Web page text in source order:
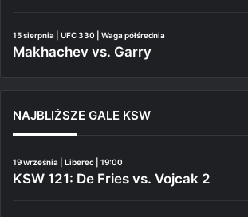
15 sierpnia | UFC 330 | Waga półśrednia
Makhachev vs. Garry
NAJBLIŻSZE GALE KSW
19 września | Liberec | 19:00
KSW 121: De Fries vs. Vojcak 2